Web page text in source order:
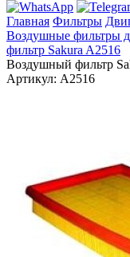
Главная Фильтры
Воздушные фильтры
фильтр Sakura A2516
Воздушный фильтр
Артикул: A2516